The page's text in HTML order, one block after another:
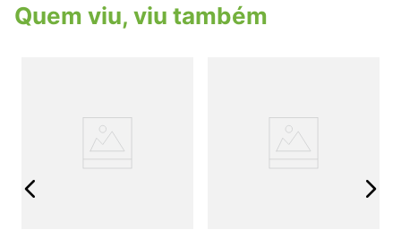
Quem viu, viu também